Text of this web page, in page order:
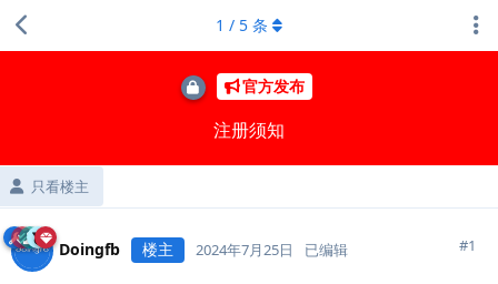
官方发布
注册须知
只看楼主
1 / 5 条
Doingfb 楼主 2024年7月25日 已编辑 #1